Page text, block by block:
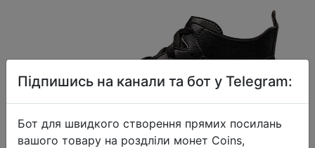
Підпишись на канали та бот у Telegram:
Бот для швидкого створення прямих посилань
вашого товару на роздліли монет Coins,